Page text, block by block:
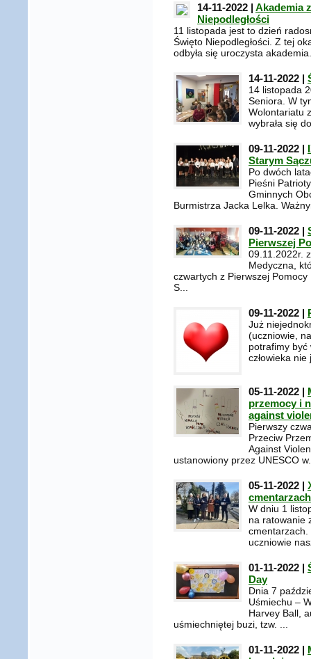
14-11-2022 | Akademia
Niepodległości
11 listopada jest to dzień
Święto Niepodległości. Z tej
odbyła się uroczysta
14-11-2022 |
14 listopada
Seniora. W
Wolontariatu
wybrała się
09-11-2022 |
Starym
Po dwóch
Pieśni
Gminnych
Burmistrza Jacka Lelka.
09-11-2022 |
Pierwszej
09.11.2022r.
Medyczna,
czwartych z Pierwszej
S...
09-11-2022 |
Już
(uczniowie,
potrafimy być
człowieka
05-11-2022 |
przemocy i
against
Pierwszy
Przeciw
Against
ustanowiony przez UNESCO
05-11-2022 |
cmentarzach
W dniu 1
na ratowanie
cmentarzach.
uczniowie
01-11-2022 |
Day
Dnia 7
Uśmiechu –
Harvey Ball,
uśmiechniętej buzi, tzw. ...
01-11-2022 |